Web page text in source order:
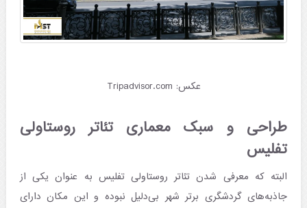
عکس: Tripadvisor.com
طراحی و سبک معماری تئاتر روستاولی
تفلیس
البته که معرفی شدن تئاتر روستاولی تفلیس به عنوان یکی از
جاذبه‌های گردشگری برتر شهر بی‌دلیل نبوده و این مکان دارای